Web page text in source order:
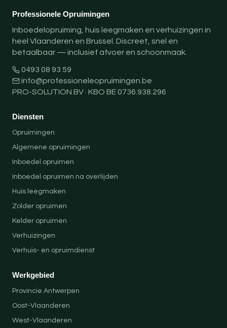
Professionele Opruimingen
Inboedelopruiming, huis leegmaken en verhuizingen in
heel Vlaanderen en Brussel. Discreet, snel en
betaalbaar — inclusief afvoer en schoonmaak.
0493 08 93 59
info@professioneleopruimingen.be
PRO-SOLUTION BV · KBO BE 0736.938.296
Diensten
Opruimingen
Algemene opruimingen
Inboedel opruimen
Inboedel opruimen na overlijden
Huis leegmaken
Zolder opruimen
Kelder opruimen
Verhuizingen
Verhuis- en opruimdienst
Werkgebied
Provincie Antwerpen
Oost-Vlaanderen
West-Vlaanderen